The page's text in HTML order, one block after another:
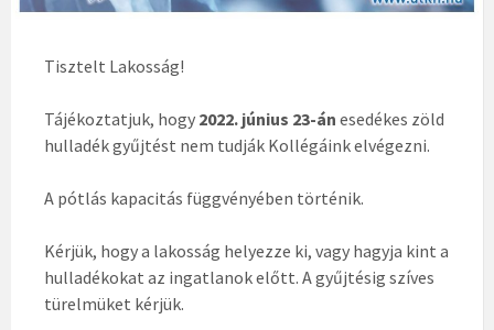
Tisztelt Lakosság!
Tájékoztatjuk, hogy 2022. június 23-án esedékes zöld
hulladék gyűjtést nem tudják Kollégáink elvégezni.
A pótlás kapacitás függvényében történik.
Kérjük, hogy a lakosság helyezze ki, vagy hagyja kint a
hulladékokat az ingatlanok előtt. A gyűjtésig szíves
türelmüket kérjük.